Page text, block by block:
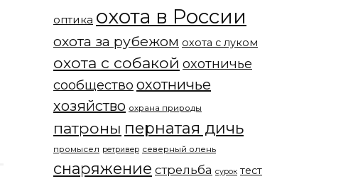
оптика охота в России
охота за рубежом охота с луком
охота с собакой охотничье
сообщество охотничье
хозяйство охрана природы
патроны пернатая дичь
промысел ретривер северный олень
снаряжение стрельба сурок тест